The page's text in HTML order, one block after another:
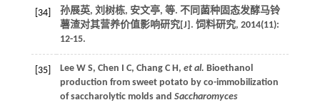
[34] 孙展英, 刘树栋, 安文亭, 等. 不同菌种固态发酵马铃
薯渣对其营养价值影响研究[J]. 饲料研究, 2014(11):
12-15.
[35] Lee W S, Chen I C, Chang C H, et al. Bioethanol
production from sweet potato by co-immobilization
of saccharolytic molds and Saccharomyces